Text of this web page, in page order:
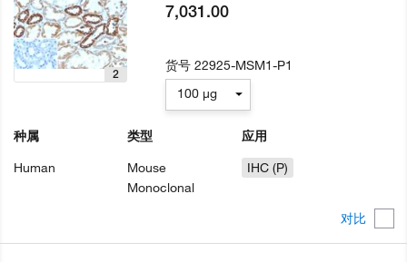
对比
2
种属
Human
类型
Mouse
Monoclonal
应用
IHC (P)
7,031.00
货号22925-MSM1-P1
100 µg